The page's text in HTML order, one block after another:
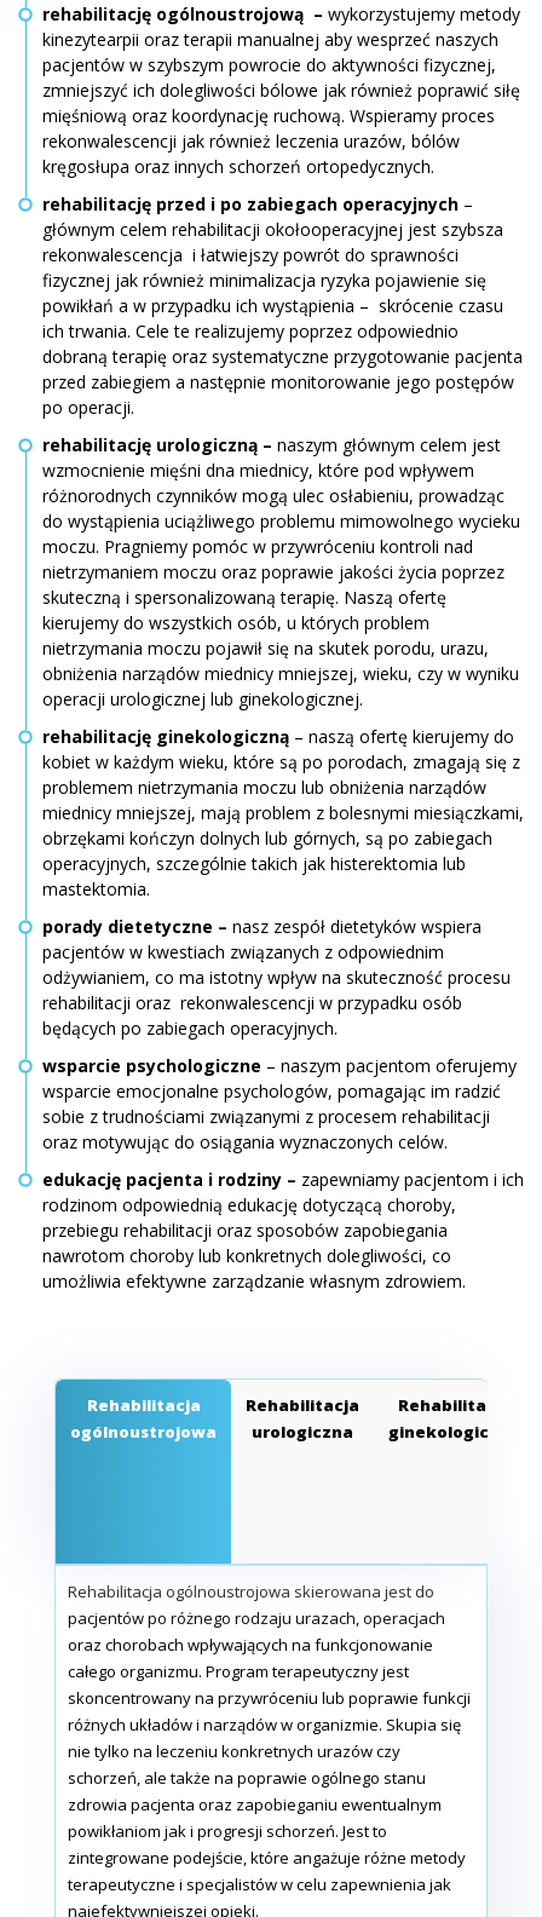
rehabilitację ogólnoustrojową – wykorzystujemy metody
kinezytearpii oraz terapii manualnej aby wesprzeć naszych
pacjentów w szybszym powrocie do aktywności fizycznej,
zmniejszyć ich dolegliwości bólowe jak również poprawić siłę
mięśniową oraz koordynację ruchową. Wspieramy proces
rekonwalescencji jak również leczenia urazów, bólów
kręgosłupa oraz innych schorzeń ortopedycznych.
rehabilitację przed i po zabiegach operacyjnych –
głównym celem rehabilitacji okołooperacyjnej jest szybsza
rekonwalescencja i łatwiejszy powrót do sprawności
fizycznej jak również minimalizacja ryzyka pojawienie się
powikłań a w przypadku ich wystąpienia – skrócenie czasu
ich trwania. Cele te realizujemy poprzez odpowiednio
dobraną terapię oraz systematyczne przygotowanie pacjenta
przed zabiegiem a następnie monitorowanie jego postępów
po operacji.
rehabilitację urologiczną – naszym głównym celem jest
wzmocnienie mięśni dna miednicy, które pod wpływem
różnorodnych czynników mogą ulec osłabieniu, prowadząc
do wystąpienia uciążliwego problemu mimowolnego wycieku
moczu. Pragniemy pomóc w przywróceniu kontroli nad
nietrzymaniem moczu oraz poprawie jakości życia poprzez
skuteczną i spersonalizowaną terapię. Naszą ofertę
kierujemy do wszystkich osób, u których problem
nietrzymania moczu pojawił się na skutek porodu, urazu,
obniżenia narządów miednicy mniejszej, wieku, czy w wyniku
operacji urologicznej lub ginekologicznej.
rehabilitację ginekologiczną – naszą ofertę kierujemy do
kobiet w każdym wieku, które są po porodach, zmagają się z
problemem nietrzymania moczu lub obniżenia narządów
miednicy mniejszej, mają problem z bolesnymi miesiączkami,
obrzękami kończyn dolnych lub górnych, są po zabiegach
operacyjnych, szczególnie takich jak histerektomia lub
mastektomia.
porady dietetyczne – nasz zespół dietetyków wspiera
pacjentów w kwestiach związanych z odpowiednim
odżywianiem, co ma istotny wpływ na skuteczność procesu
rehabilitacji oraz rekonwalescencji w przypadku osób
będących po zabiegach operacyjnych.
wsparcie psychologiczne – naszym pacjentom oferujemy
wsparcie emocjonalne psychologów, pomagając im radzić
sobie z trudnościami związanymi z procesem rehabilitacji
oraz motywując do osiągania wyznaczonych celów.
edukację pacjenta i rodziny – zapewniamy pacjentom i ich
rodzinom odpowiednią edukację dotyczącą choroby,
przebiegu rehabilitacji oraz sposobów zapobiegania
nawrotom choroby lub konkretnych dolegliwości, co
umożliwia efektywne zarządzanie własnym zdrowiem.
Rehabilitacja
ogólnoustrojowa
Rehabilitacja
urologiczna
Rehabilitacja
ginekologiczna
Rehabilitacja ogólnoustrojowa skierowana jest do
pacjentów po różnego rodzaju urazach, operacjach
oraz chorobach wpływających na funkcjonowanie
całego organizmu. Program terapeutyczny jest
skoncentrowany na przywróceniu lub poprawie funkcji
różnych układów i narządów w organizmie. Skupia się
nie tylko na leczeniu konkretnych urazów czy
schorzeń, ale także na poprawie ogólnego stanu
zdrowia pacjenta oraz zapobieganiu ewentualnym
powikłaniom jak i progresji schorzeń. Jest to
zintegrowane podejście, które angażuje różne metody
terapeutyczne i specjalistów w celu zapewnienia jak
najefektywniejszej opieki.